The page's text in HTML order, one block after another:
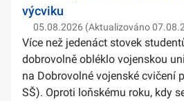
výcviku
05.08.2026 (Aktualizováno
Více než jedenáct stovek
dobrovolně obléklo vojenskou
na Dobrovolné vojenské cvičení
SŠ). Oproti loňskému roku, kdy